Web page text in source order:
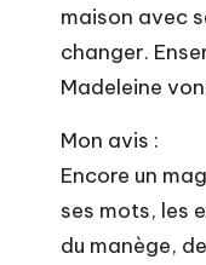
maison avec
changer.
Madeleine
Mon avis :
Encore un
ses mots, les
du manège,